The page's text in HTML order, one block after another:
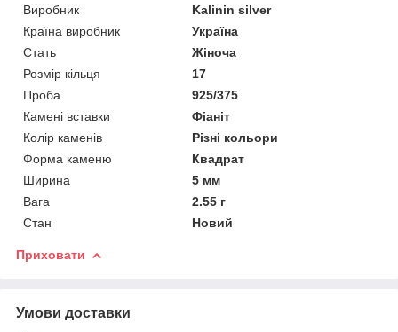
Виробник
Kalinin silver
Країна виробник
Україна
Стать
Жіноча
Розмір кільця
17
Проба
925/375
Камені вставки
Фіаніт
Колір каменів
Різні кольори
Форма каменю
Квадрат
Ширина
5 мм
Вага
2.55 г
Стан
Новий
Приховати
Умови доставки